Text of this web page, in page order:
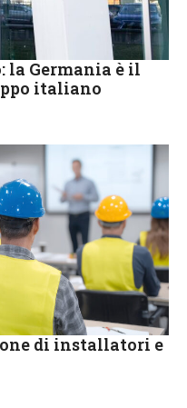
la Germania è il
italiano
di installatori e